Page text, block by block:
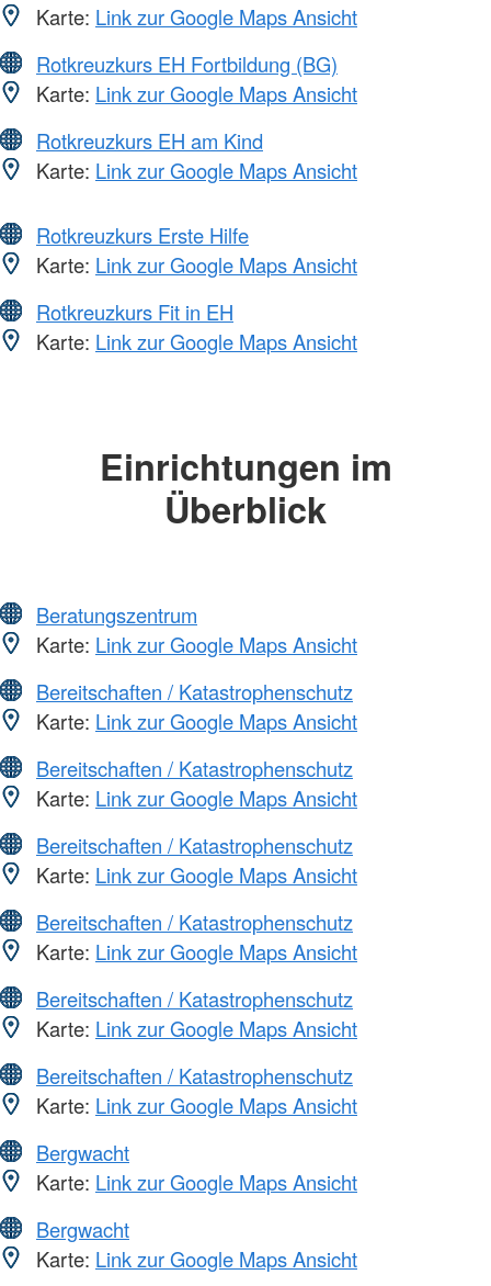
Karte: Link zur Google Maps Ansicht
Rotkreuzkurs EH Fortbildung (BG)
Karte: Link zur Google Maps Ansicht
Rotkreuzkurs EH am Kind
Karte: Link zur Google Maps Ansicht
Rotkreuzkurs Erste Hilfe
Karte: Link zur Google Maps Ansicht
Rotkreuzkurs Fit in EH
Karte: Link zur Google Maps Ansicht
Einrichtungen im
Überblick
Beratungszentrum
Karte: Link zur Google Maps Ansicht
Bereitschaften / Katastrophenschutz
Karte: Link zur Google Maps Ansicht
Bereitschaften / Katastrophenschutz
Karte: Link zur Google Maps Ansicht
Bereitschaften / Katastrophenschutz
Karte: Link zur Google Maps Ansicht
Bereitschaften / Katastrophenschutz
Karte: Link zur Google Maps Ansicht
Bereitschaften / Katastrophenschutz
Karte: Link zur Google Maps Ansicht
Bereitschaften / Katastrophenschutz
Karte: Link zur Google Maps Ansicht
Bergwacht
Karte: Link zur Google Maps Ansicht
Bergwacht
Karte: Link zur Google Maps Ansicht